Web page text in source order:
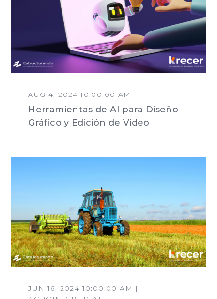
AUG 4, 2024 10:00:00 AM |
Herramientas de AI para Diseño
Gráfico y Edición de Video
JUN 16, 2024 10:00:00 AM |